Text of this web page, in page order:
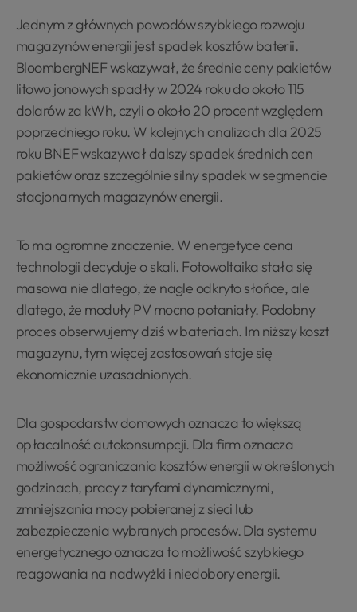
Jednym z głównych powodów szybkiego rozwoju
magazynów energii jest spadek kosztów baterii.
BloombergNEF wskazywał, że średnie ceny pakietów
litowo jonowych spadły w 2024 roku do około 115
dolarów za kWh, czyli o około 20 procent względem
poprzedniego roku. W kolejnych analizach dla 2025
roku BNEF wskazywał dalszy spadek średnich cen
pakietów oraz szczególnie silny spadek w segmencie
stacjonarnych magazynów energii.
To ma ogromne znaczenie. W energetyce cena
technologii decyduje o skali. Fotowoltaika stała się
masowa nie dlatego, że nagle odkryto słońce, ale
dlatego, że moduły PV mocno potaniały. Podobny
proces obserwujemy dziś w bateriach. Im niższy koszt
magazynu, tym więcej zastosowań staje się
ekonomicznie uzasadnionych.
Dla gospodarstw domowych oznacza to większą
opłacalność autokonsumpcji. Dla firm oznacza
możliwość ograniczania kosztów energii w określonych
godzinach, pracy z taryfami dynamicznymi,
zmniejszania mocy pobieranej z sieci lub
zabezpieczenia wybranych procesów. Dla systemu
energetycznego oznacza to możliwość szybkiego
reagowania na nadwyżki i niedobory energii.